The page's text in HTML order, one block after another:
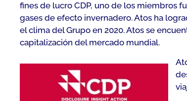
fines de lucro CDP, uno de los miembros
gases de efecto invernadero. Atos ha
el clima del Grupo en 2020. Atos se
capitalización del mercado mundial.